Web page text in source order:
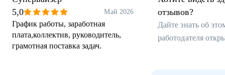
5,0
Май 2026
График работы, заработная
плата,коллектив, руководитель,
грамотная поставка задач.
отзывов?
Дайте знать об
работодателя